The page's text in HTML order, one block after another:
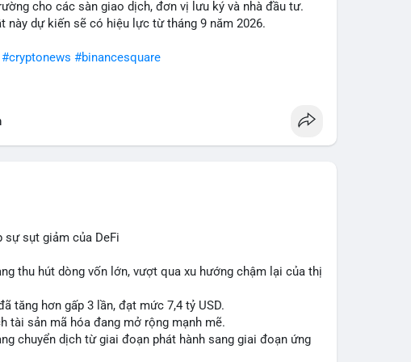
chưa xác định rõ xu hướng. Quản lý rủi ro chặt chẽ, đặt
động mạnh.
#aplucban #dongtienlon
cho các sàn giao dịch, đơn vị lưu ký và nhà đầu tư.
này dự kiến sẽ có hiệu lực từ tháng 9 năm 2026.
#cryptonews #binancesquare
sự sụt giảm của DeFi
thu hút dòng vốn lớn, vượt qua xu hướng chậm lại của thị
tăng hơn gấp 3 lần, đạt mức 7,4 tỷ USD.
tài sản mã hóa đang mở rộng mạnh mẽ.
chuyển dịch từ giai đoạn phát hành sang giai đoạn ứng